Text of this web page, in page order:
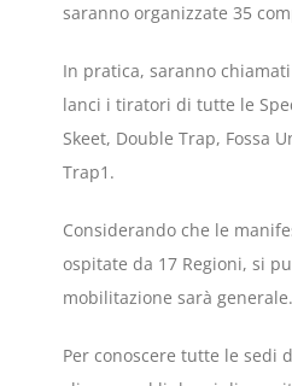
saranno organizzate 35
In pratica, saranno
lanci i tiratori di tutte le
Skeet, Double Trap, Fossa
Trap1.
Considerando che le
ospitate da 17 Regioni, si
mobilitazione sarà generale.
Per conoscere tutte le sedi